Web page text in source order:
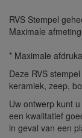
RVS Stempel
Maximale
* Maximale
Deze RVS
keramiek, zeep,
Uw ontwerp kunt
een kwalitatief
in geval van een